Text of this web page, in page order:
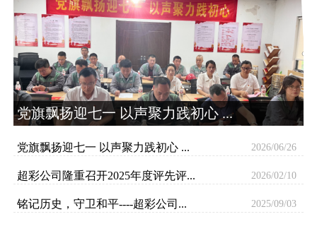
党旗飘扬迎七一 以声聚力践初心 ...
党旗飘扬迎七一 以声聚力践初心 ... 2026/06/26
超彩公司隆重召开2025年度评先评... 2026/02/10
铭记历史，守卫和平----超彩公司... 2025/09/03